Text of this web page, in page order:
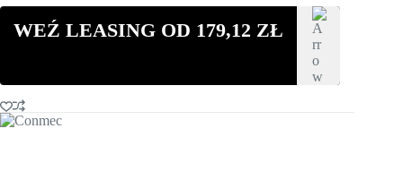
WEŹ LEASING OD 179,12 ZŁ